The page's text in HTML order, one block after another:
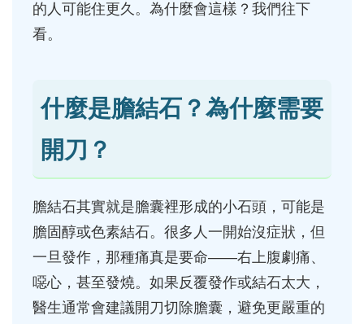
的人可能住更久。為什麼會這樣？我們往下
看。
什麼是膽結石？為什麼需要
開刀？
膽結石其實就是膽囊裡形成的小石頭，可能是
膽固醇或色素結石。很多人一開始沒症狀，但
一旦發作，那種痛真是要命——右上腹劇痛、
噁心，甚至發燒。如果反覆發作或結石太大，
醫生通常會建議開刀切除膽囊，避免更嚴重的